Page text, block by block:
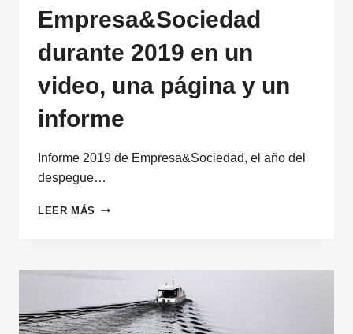
Empresa&Sociedad
durante 2019 en un
video, una página y un
informe
Informe 2019 de Empresa&Sociedad, el año del
despegue…
LEER MÁS LA
DURANTE
UN